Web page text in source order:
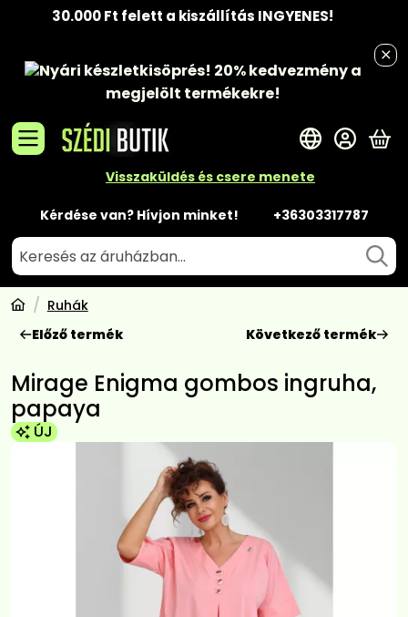
30.000 Ft felett a kiszállítás INGYENES!
Nyári készletkisöprés! 20% kedvezménya
megjelölt termékekre!
Visszaküldés és csere menete
Kérdése van? Hívjon minket! +36303317787
A
Ruhák
Előző termék
Következő termék
Mirage Enigma gombos ingruha,
papaya
ÚJ